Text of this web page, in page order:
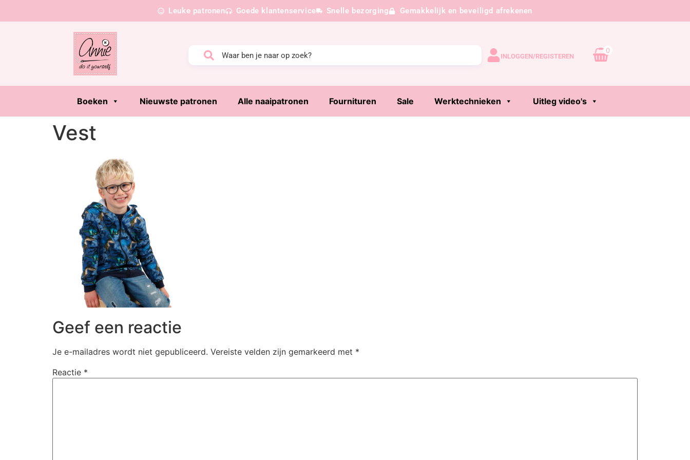
Leuke patronen Goede klantenservice Snelle bezorging Gemakkelijk en beveiligd afrekenen
INLOGGEN/REGISTEREN
0
Boeken Nieuwste patronen Alle naaipatronen Fournituren Sale Werktechnieken Uitleg video's
Vest
Geef een reactie
Je e-mailadres wordt niet gepubliceerd. Vereiste velden zijn gemarkeerd met *
Reactie *